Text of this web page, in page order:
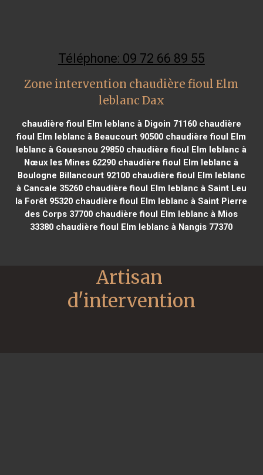
Téléphone: 09 72 66 89 55
Zone intervention chaudière fioul Elm
leblanc Dax
chaudière fioul Elm leblanc à Digoin 71160chaudière
fioul Elm leblanc à Beaucourt 90500 chaudière fioul Elm
leblanc à Gouesnou 29850 chaudière fioul Elm leblanc à
Nœux les Mines 62290 chaudière fioul Elm leblanc à
Boulogne Billancourt 92100chaudière fioul Elm leblanc
à Cancale 35260chaudière fioul Elm leblanc à Saint Leu
la Forêt 95320 chaudière fioul Elm leblanc à Saint Pierre
des Corps 37700 chaudière fioul Elm leblanc à Mios
33380 chaudière fioul Elm leblanc à Nangis 77370
Artisan
d'intervention